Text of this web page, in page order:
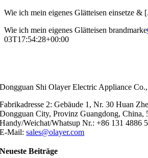
Wie ich mein eigenes Glätteisen einsetze &
Wie ich mein eigenes Glätteisen brandmarke
03T17:54:28+00:00
Dongguan Shi Olayer Electric Appliance
Fabrikadresse 2: Gebäude 1, Nr. 30 Huan
Dongguan City, Provinz Guangdong, China,
Handy/Weichat/Whatsup Nr.: +86 131 4886
E-Mail:sales@olayer.com
Neueste Beiträge